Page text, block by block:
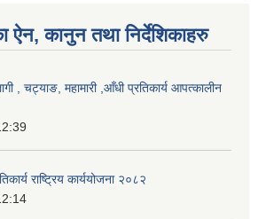
ऐन, कानुन तथा निर्देशिकाहरु
, चट्याङ, महामारी ,आँधी प्रतिकार्य आपत्कालीन
राष्ट्रिय कार्ययोजना २०८२